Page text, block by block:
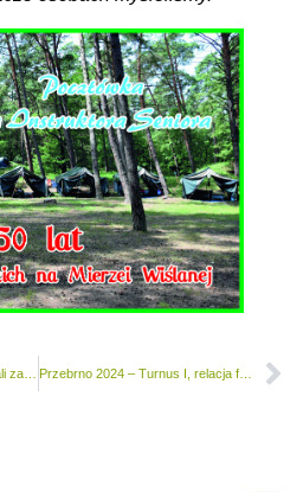
Przebrno 2024 – Turnus I, relacja foto